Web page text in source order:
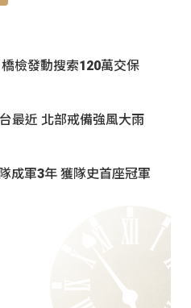
檢發動搜索120萬交保
最近 北部戒備強風大雨
成軍3年 獲隊史首座冠軍